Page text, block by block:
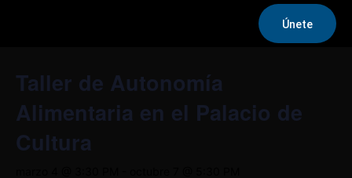
Únete
Taller de Autonomía
Alimentaria en el Palacio de
Cultura